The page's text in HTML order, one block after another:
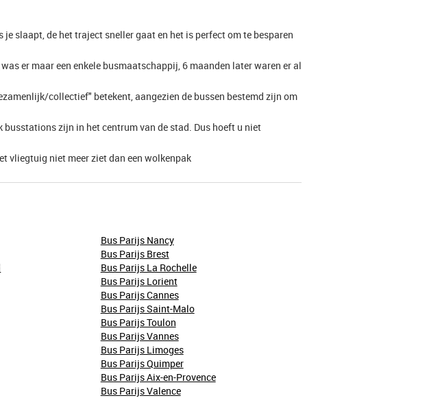
slaapt, de het traject sneller gaat en het is perfect om te besparen
er maar een enkele busmaatschappij, 6 maanden later waren er al
collectief" betekent, aangezien de bussen bestemd zijn om
zijn in het centrum van de stad. Dus hoeft u niet
vliegtuig niet meer ziet dan een wolkenpak
Bus Parijs Nancy
Bus Parijs Brest
Bus Parijs La Rochelle
Bus Parijs Lorient
Bus Parijs Cannes
Bus Parijs Saint-Malo
Bus Parijs Toulon
Bus Parijs Vannes
Bus Parijs Limoges
Bus Parijs Quimper
Bus Parijs Aix-en-Provence
Bus Parijs Valence